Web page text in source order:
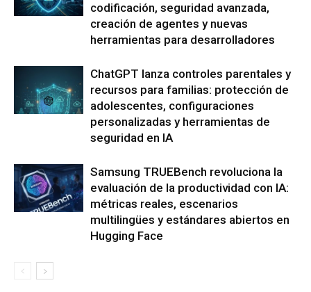
codificación, seguridad avanzada,
creación de agentes y nuevas
herramientas para desarrolladores
ChatGPT lanza controles parentales y
recursos para familias: protección de
adolescentes, configuraciones
personalizadas y herramientas de
seguridad en IA
Samsung TRUEBench revoluciona la
evaluación de la productividad con IA:
métricas reales, escenarios
multilingües y estándares abiertos en
Hugging Face